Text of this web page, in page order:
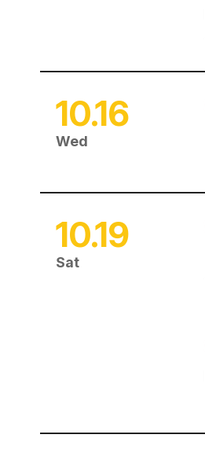
10.16
Wed
10.19
Sat